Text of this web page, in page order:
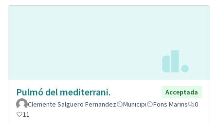
Pulmó del mediterrani.
Acceptada
Clemente Salguero Fernandez
Municipi Fons Marins
0
11